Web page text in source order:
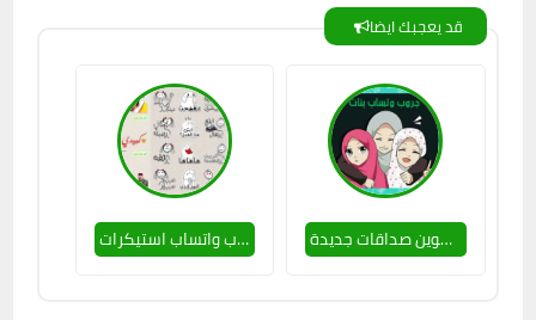
قد يعجبك ايضا
جروب واتساب استيكرات انضم إلى أفضل جروب وتساب بنات للتعارف وتكوين صداقات جديدة